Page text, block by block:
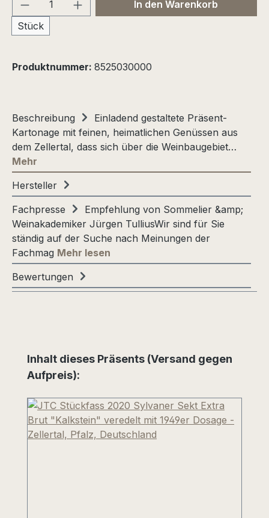
Stück
In den Warenkorb
Produktnummer: 8525030000
Beschreibung
Einladend gestaltete Präsent-
Kartonage mit feinen, heimatlichen Genüssen aus
dem Zellertal, dass sich über die Weinbaugebiet…
Mehr
Hersteller
Fachpresse
Empfehlung von Sommelier &amp;
Weinakademiker Jürgen TulliusWir sind für Sie
ständig auf der Suche nach Meinungen der
Fachmag Mehr lesen
Bewertungen
Produktgalerie überspringen
Inhalt dieses Präsents (Versand gegen
Aufpreis):